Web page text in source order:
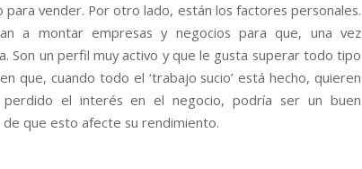
vender. Por otro lado, están los factores personales.
a montar empresas y negocios para que, una vez
Son un perfil muy activo y que le gusta superar todo tipo
que, cuando todo el ‘trabajo sucio’ está hecho, quieren
perdido el interés en el negocio, podría ser un buen
que esto afecte su rendimiento.